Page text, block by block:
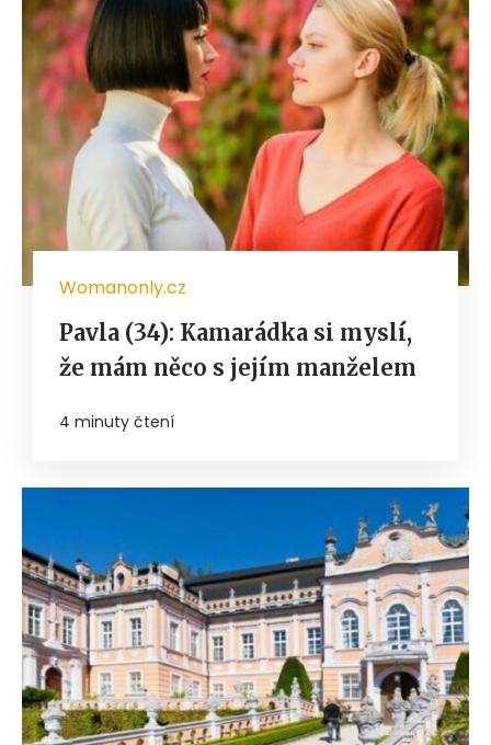
Womanonly.cz
Pavla (34): Kamarádka si myslí,
že mám něco s jejím manželem
4 minuty čtení